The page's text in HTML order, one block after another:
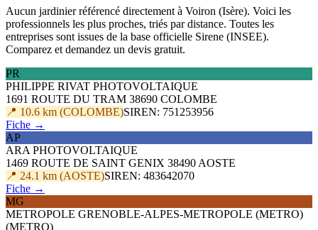
Aucun jardinier référencé directement à Voiron (Isère). Voici les
professionnels les plus proches, triés par distance. Toutes les
entreprises sont issues de la base officielle Sirene (INSEE).
Comparez et demandez un devis gratuit.
PR
PHILIPPE RIVAT PHOTOVOLTAIQUE
1691 ROUTE DU TRAM 38690 COLOMBE
📍 10.6 km (COLOMBE)SIREN: 751253956
Fiche →
AP
ARA PHOTOVOLTAIQUE
1469 ROUTE DE SAINT GENIX 38490 AOSTE
📍 24.1 km (AOSTE)SIREN: 483642070
Fiche →
MG
METROPOLE GRENOBLE-ALPES-METROPOLE (METRO)
(METRO)